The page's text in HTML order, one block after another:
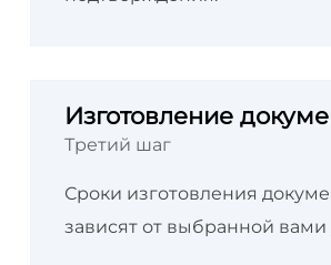
Изготовление
Третий шаг
Сроки изготовления
зависят от выбранной вами